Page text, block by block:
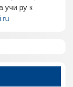
учи рук